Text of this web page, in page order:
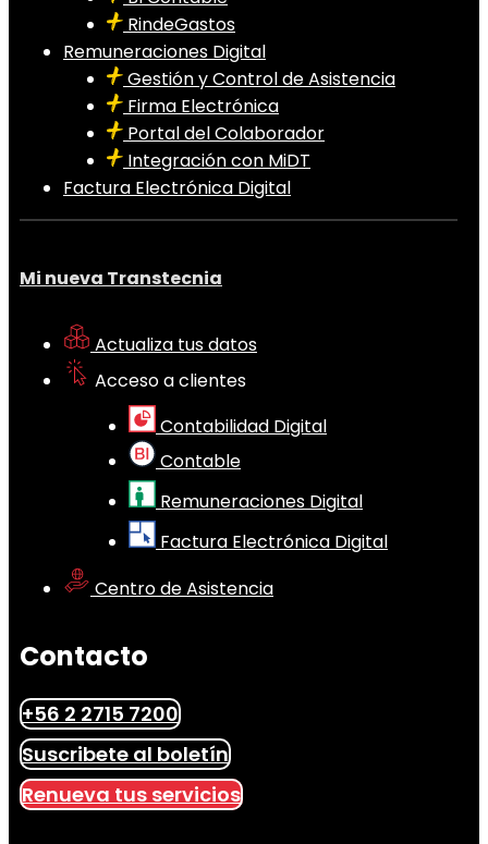
RindeGastos
Remuneraciones Digital
Gestión y Control de Asistencia
Firma Electrónica
Portal del Colaborador
Integración con MiDT
Factura Electrónica Digital
Mi nueva Transtecnia
Actualiza tus datos
Acceso a clientes
Contabilidad Digital
Contable
Remuneraciones Digital
Factura Electrónica Digital
Centro de Asistencia
Contacto
+56 2 2715 7200
Suscribete al boletín
Renueva tus servicios